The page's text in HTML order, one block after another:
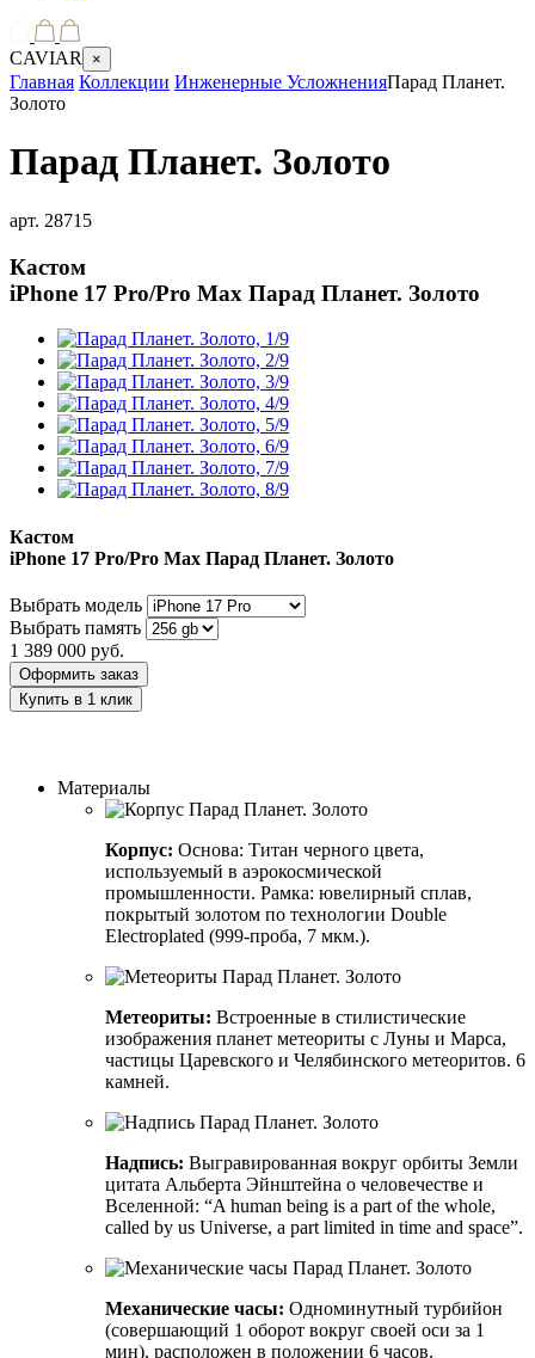
CAVIAR ×
Главная Коллекции Инженерные УсложненияПарад Планет.
Золото
Парад Планет. Золото
арт. 28715
Кастом
iPhone 17 Pro/Pro Max Парад Планет. Золото
Кастом
iPhone 17 Pro/Pro Max Парад Планет. Золото
Выбрать модель
Выбрать память
1 389 000 руб.
Оформить заказ
Купить в 1 клик
Материалы
Корпус: Основа: Титан черного цвета,
используемый в аэрокосмической
промышленности. Рамка: ювелирный сплав,
покрытый золотом по технологии Double
Electroplated (999-проба, 7 мкм.).
Метеориты: Встроенные в стилистические
изображения планет метеориты с Луны и Марса,
частицы Царевского и Челябинского метеоритов. 6
камней.
Надпись: Выгравированная вокруг орбиты Земли
цитата Альберта Эйнштейна о человечестве и
Вселенной: “A human being is a part of the whole,
called by us Universe, a part limited in time and space”.
Механические часы: Одноминутный турбийон
(совершающий 1 оборот вокруг своей оси за 1
мин), расположен в положении 6 часов.